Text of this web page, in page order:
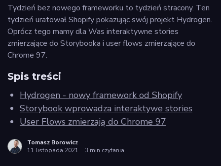
Autorzy
Odkryj
Vived
Privacy
policy
Tydzień bez nowego frameworku to tydzień stracony. Ten
tydzień uratował Shopify pokazując swój projekt Hydrogen.
Oprócz tego mamy dla Was interaktywne stories
zmierzające do Storybooka i user flows zmierzające do
Chrome 97.
Spis treści
Hydrogen - nowy framework od Shopify
Storybook wprowadza interaktywe stories
User Flows zmierzają do Chrome 97
Tomasz Borowicz
11 listopada 2021
3 min czytania